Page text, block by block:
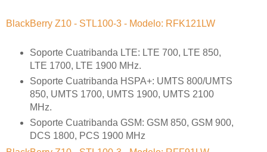
BlackBerry Z10 - STL100-3 - Modelo: RFK121LW
Soporte Cuatribanda LTE: LTE 700, LTE 850,
LTE 1700, LTE 1900 MHz.
Soporte Cuatribanda HSPA+: UMTS 800/UMTS
850, UMTS 1700, UMTS 1900, UMTS 2100
MHz.
Soporte Cuatribanda GSM: GSM 850, GSM 900,
DCS 1800, PCS 1900 MHz